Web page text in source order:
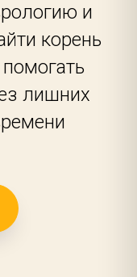
и
корень
лишних